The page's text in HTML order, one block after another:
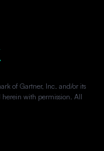
of Gartner, Inc. and/or its
herein with permission. All